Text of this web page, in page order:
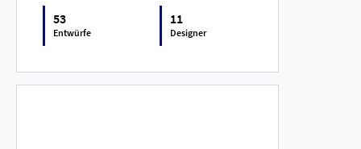
53
Entwürfe
11
Designer